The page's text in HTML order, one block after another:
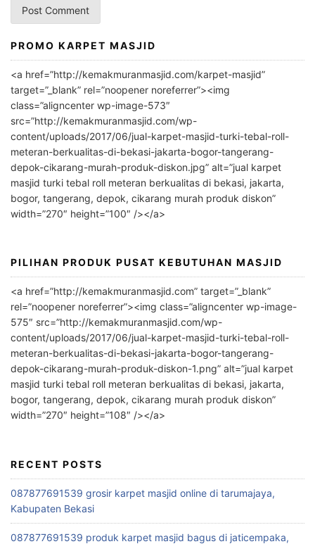
A
l
r
n
a
t
i
v
PROMO KARPET MASJID
<a href=”http://kemakmuranmasjid.com/karpet-masjid”
target=”_blank” rel=”noopener noreferrer”><img
class=”aligncenter wp-image-573″
src=”http://kemakmuranmasjid.com/wp-
content/uploads/2017/06/jual-karpet-masjid-turki-tebal-roll-
meteran-berkualitas-di-bekasi-jakarta-bogor-tangerang-
depok-cikarang-murah-produk-diskon.jpg” alt=”jual karpet
masjid turki tebal roll meteran berkualitas di bekasi, jakarta,
bogor, tangerang, depok, cikarang murah produk diskon”
width=”270″ height=”100″ /></a>
PILIHAN PRODUK PUSAT KEBUTUHAN MASJID
<a href=”http://kemakmuranmasjid.com” target=”_blank”
rel=”noopener noreferrer”><img class=”aligncenter wp-image-
575″ src=”http://kemakmuranmasjid.com/wp-
content/uploads/2017/06/jual-karpet-masjid-turki-tebal-roll-
meteran-berkualitas-di-bekasi-jakarta-bogor-tangerang-
depok-cikarang-murah-produk-diskon-1.png” alt=”jual karpet
masjid turki tebal roll meteran berkualitas di bekasi, jakarta,
bogor, tangerang, depok, cikarang murah produk diskon”
width=”270″ height=”108″ /></a>
RECENT POSTS
087877691539 grosir karpet masjid online di tarumajaya,
Kabupaten Bekasi
087877691539 produk karpet masjid bagus di jaticempaka,